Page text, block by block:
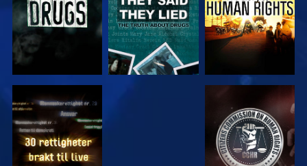
SE SE